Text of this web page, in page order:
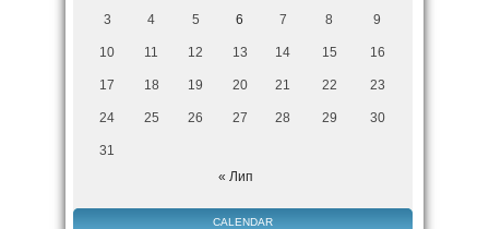
3 4 5 6 7 8 9
10 11 12 13 14 15 16
17 18 19 20 21 22 23
24 25 26 27 28 29 30
31
« Лип
CALENDAR